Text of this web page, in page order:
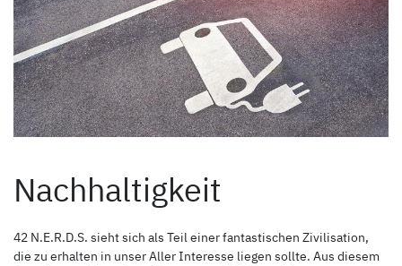
Nachhaltigkeit
42 N.E.R.D.S. sieht sich als Teil einer fantastischen Zivilisation,
die zu erhalten in unser Aller Interesse liegen sollte. Aus diesem